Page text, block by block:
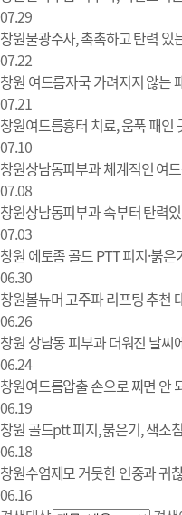
07.29
창원물광주사, 촉촉하고 탄력 있
07.22
창원 여드름자국 가려지지 않는
07.21
창원여드름흉터 치료, 움푹 패인
07.10
창원상남동피부과 체계적인 여
07.08
창원상남동피부과 속부터 탄력
07.03
창원 에토좀 골드 PTT 피지·붉은
06.30
창원볼뉴머 고주파 리프팅 추천
06.26
창원 상남동 피부과 더워진 날씨
06.24
창원여드름압출 손으로 짜면 안
06.19
창원 골드ptt 피지, 붉은기, 색소
06.18
창원수염제모 거뭇한 인중과 귀
06.16